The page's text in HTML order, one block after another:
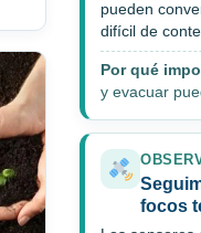
pueden
difícil de
Por qué
y evacuar
focos